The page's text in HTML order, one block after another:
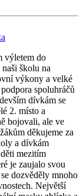
výletem do
školu na
výkony a velké
spoluhráčů
dívkám se
2. místo a
bojovali, ale ve
děkujeme za
a dívkám
mezitím
je zaujalo svou
dozvěděly mnoho
Největší